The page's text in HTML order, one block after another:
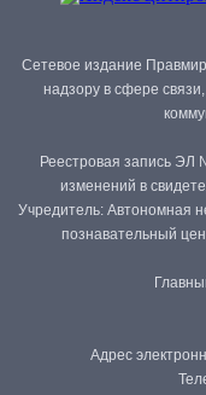
Сетевое издание
надзору в сфере
Реестровая запись ЭЛ
изменений в
Учредитель: Автономная
познавательный
Адрес